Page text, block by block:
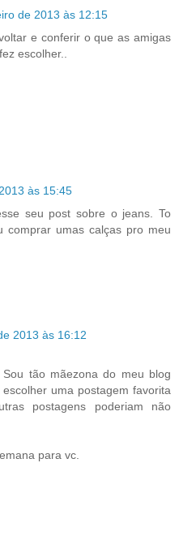
de 2013 às 12:15
e conferir o que as amigas
escolher..
às 15:45
seu post sobre o jeans. To
comprar umas calças pro meu
2013 às 16:12
tão mãezona do meu blog
uma postagem favorita
postagens poderiam não
para vc.